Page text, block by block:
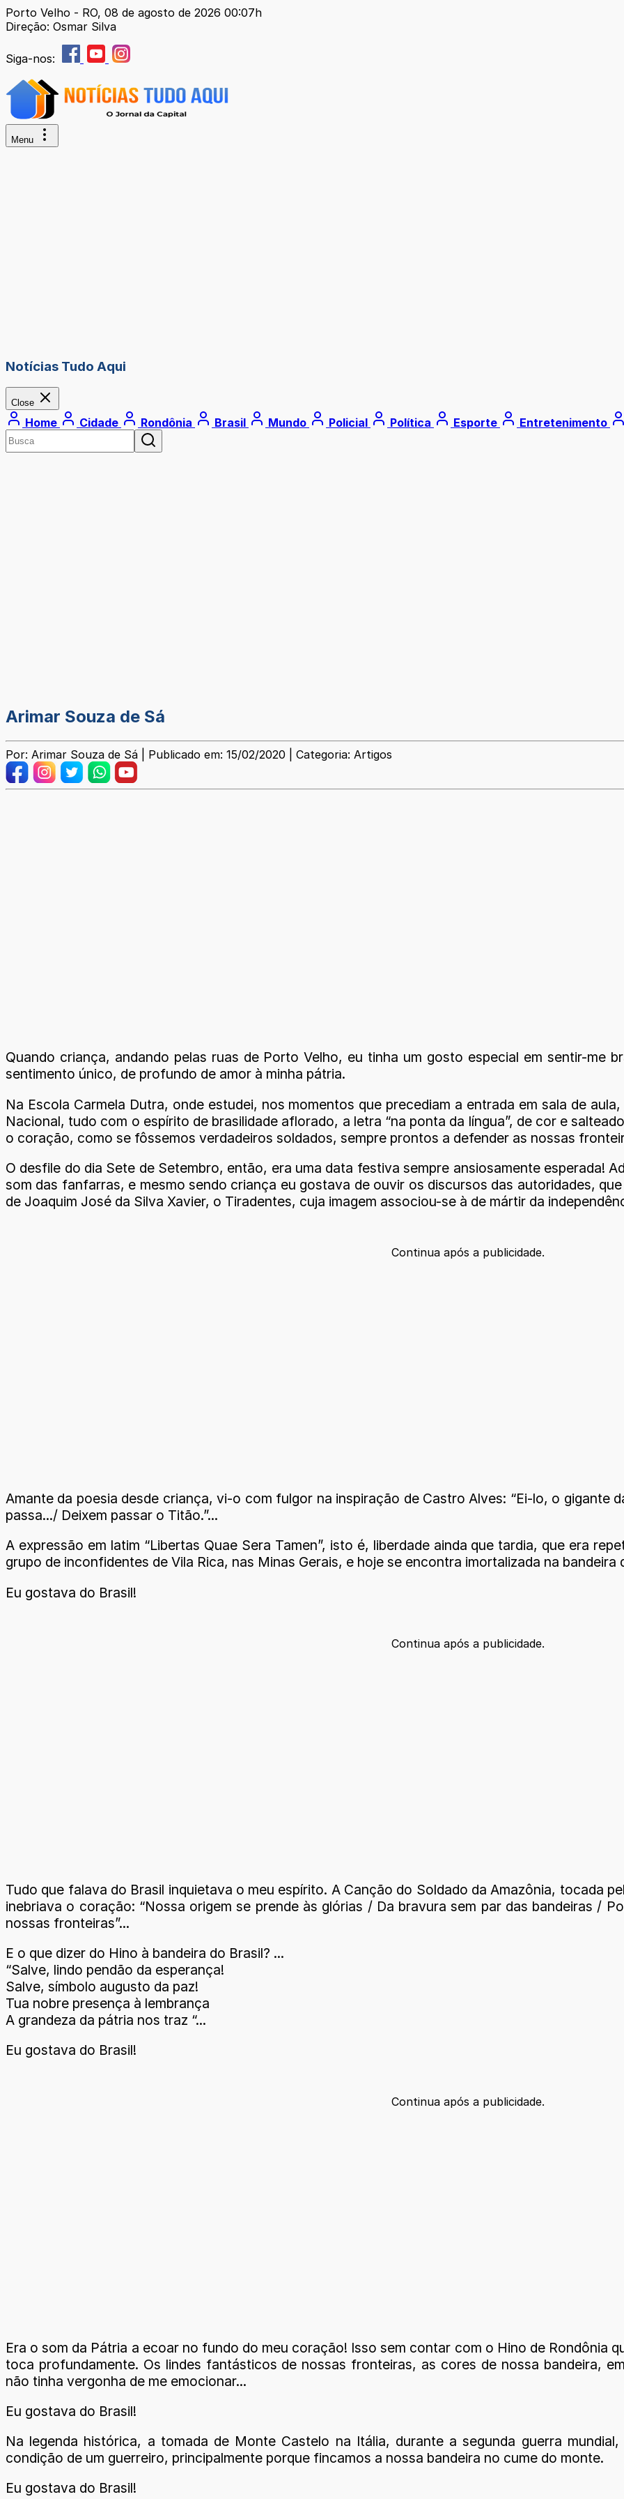
Porto Velho - RO, 08 de agosto de 2026 00:07h
Direção: Osmar Silva
Siga-nos:
Menu
Notícias Tudo Aqui
Close
Home Cidade Rondônia Brasil Mundo Policial Política Esporte Entretenimento
Arimar Souza de Sá
Por: Arimar Souza de Sá | Publicado em: 15/02/2020 | Categoria: Artigos
Quando criança, andando pelas ruas de Porto Velho, eu tinha um gosto especial em sentir-me
sentimento único, de profundo de amor à minha pátria.
Na Escola Carmela Dutra, onde estudei, nos momentos que precediam a entrada em sala de
Nacional, tudo com o espírito de brasilidade aflorado, a letra “na ponta da língua”, de cor e
o coração, como se fôssemos verdadeiros soldados, sempre prontos a defender as nossas
O desfile do dia Sete de Setembro, então, era uma data festiva sempre ansiosamente esperada!
som das fanfarras, e mesmo sendo criança eu gostava de ouvir os discursos das autoridades,
de Joaquim José da Silva Xavier, o Tiradentes, cuja imagem associou-se à de mártir da
Continua após a publicidade.
Amante da poesia desde criança, vi-o com fulgor na inspiração de Castro Alves: “Ei-lo, o gigante
passa.../ Deixem passar o Titão.”...
A expressão em latim “Libertas Quae Sera Tamen”, isto é, liberdade ainda que tardia, que era
grupo de inconfidentes de Vila Rica, nas Minas Gerais, e hoje se encontra imortalizada na bandeira
Eu gostava do Brasil!
Continua após a publicidade.
Tudo que falava do Brasil inquietava o meu espírito. A Canção do Soldado da Amazônia, tocada
inebriava o coração: “Nossa origem se prende às glórias / Da bravura sem par das bandeiras /
nossas fronteiras”...
E o que dizer do Hino à bandeira do Brasil? ...
“Salve, lindo pendão da esperança!
Salve, símbolo augusto da paz!
Tua nobre presença à lembrança
A grandeza da pátria nos traz “...
Eu gostava do Brasil!
Continua após a publicidade.
Era o som da Pátria a ecoar no fundo do meu coração! Isso sem contar com o Hino de Rondônia
toca profundamente. Os lindes fantásticos de nossas fronteiras, as cores de nossa bandeira,
não tinha vergonha de me emocionar...
Eu gostava do Brasil!
Na legenda histórica, a tomada de Monte Castelo na Itália, durante a segunda guerra
condição de um guerreiro, principalmente porque fincamos a nossa bandeira no cume do monte.
Eu gostava do Brasil!